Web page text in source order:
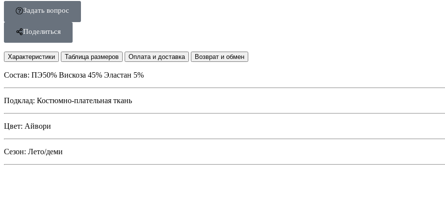
Задать вопрос
Поделиться
Характеристики Таблица размеров Оплата и доставка Возврат и обмен
Состав: ПЭ50% Вискоза 45% Эластан 5%
Подклад: Костюмно-плательная ткань
Цвет: Айвори
Сезон: Лето/деми